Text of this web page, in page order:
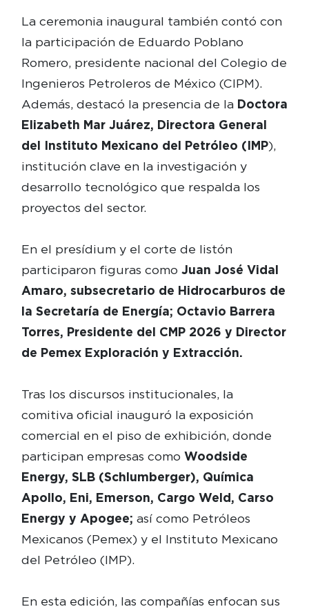
La ceremonia inaugural también contó con
la participación de Eduardo Poblano
Romero, presidente nacional del Colegio de
Ingenieros Petroleros de México (CIPM).
Además, destacó la presencia de la Doctora
Elizabeth Mar Juárez, Directora General
del Instituto Mexicano del Petróleo (IMP),
institución clave en la investigación y
desarrollo tecnológico que respalda los
proyectos del sector.
En el presídium y el corte de listón
participaron figuras como Juan José Vidal
Amaro, subsecretario de Hidrocarburos de
la Secretaría de Energía; Octavio Barrera
Torres, Presidente del CMP 2026 y Director
de Pemex Exploración y Extracción.
Tras los discursos institucionales, la
comitiva oficial inauguró la exposición
comercial en el piso de exhibición, donde
participan empresas como Woodside
Energy, SLB (Schlumberger), Química
Apollo, Eni, Emerson, Cargo Weld, Carso
Energy y Apogee; así como Petróleos
Mexicanos (Pemex) y el Instituto Mexicano
del Petróleo (IMP).
En esta edición, las compañías enfocan sus